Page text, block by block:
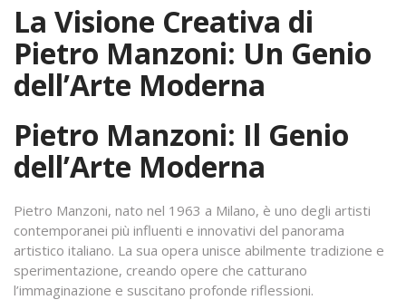
La Visione Creativa di
Pietro Manzoni: Un Genio
dell’Arte Moderna
Pietro Manzoni: Il Genio
dell’Arte Moderna
Pietro Manzoni, nato nel 1963 a Milano, è uno degli artisti
contemporanei più influenti e innovativi del panorama
artistico italiano. La sua opera unisce abilmente tradizione e
sperimentazione, creando opere che catturano
l’immaginazione e suscitano profonde riflessioni.